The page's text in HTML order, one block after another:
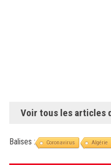
Voir tous les articles
Balises : Coronavirus Algérie